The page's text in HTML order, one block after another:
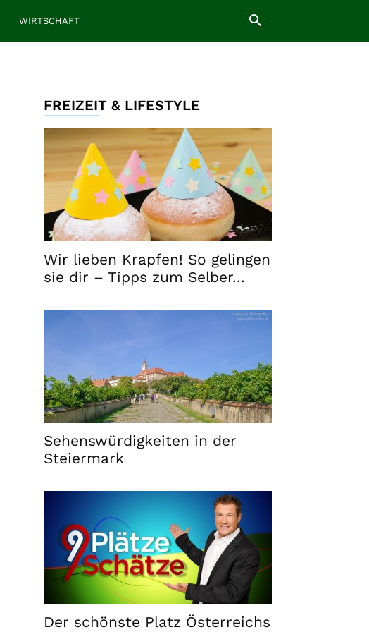
WIRTSCHAFT
FREIZEIT & LIFESTYLE
Wir lieben Krapfen! So gelingen
sie dir – Tipps zum Selber...
Sehenswürdigkeiten in der
Steiermark
Der schönste Platz Österreichs